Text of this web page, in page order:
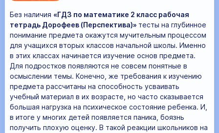
Без наличия «ГДЗ по математике 2 класс рабочая
тетрадь Дорофеев (Перспектива)» тесты на глубинное
понимание предмета окажутся мучительным процессом
для учащихся вторых классов начальной школы. Именно
в этих классах начинается изучение основ предмета.
Для подростков появляются не совсем понятные в
осмыслении темы. Конечно, же требования к изучению
предмета рассчитаны на способность усваивать
учебный материал в их возрасте, но часто сказывается
большая нагрузка на психическое состояние ребенка. И,
в итоге у многих детей появляется паника, боязнь
получить плохую оценку. В такой реакции школьников на